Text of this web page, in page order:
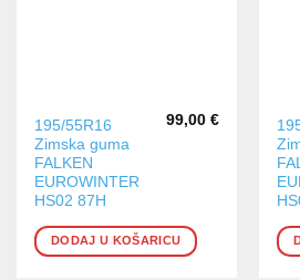
195/55R16
Zimska guma
FALKEN
EUROWINTER
HS02 87H
99,00 €
DODAJ U KOŠARICU